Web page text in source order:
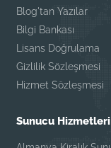
Blog'tan Yazılar
Bilgi Bankası
Lisans Doğrulama
Gizlilik Sözleşmesi
Hizmet Sözleşmesi
Sunucu Hizmetleri